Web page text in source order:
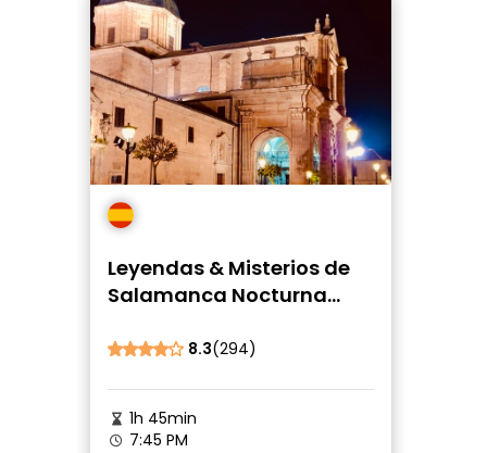
Leyendas & Misterios de
Salamanca Nocturna
8.3(294)
1h 45min
7:45 PM